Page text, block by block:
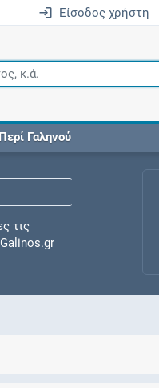
Είσοδος χρήστη
Περί Γαληνού
τις